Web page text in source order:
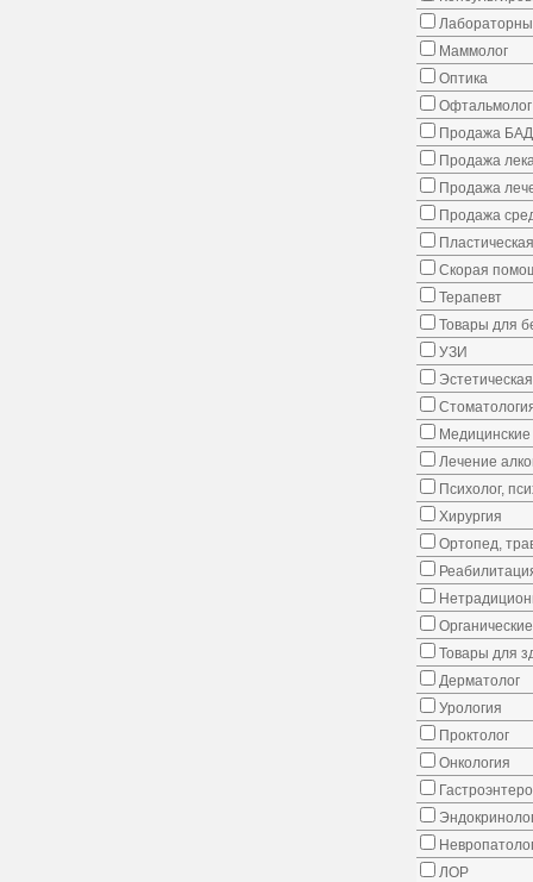
Маммолог
Оптика
Офтальмолог
Продажа
Продажа
Продажа
Продажа
Скорая
Терапевт
Товары для
УЗИ
Медицинские
Лечение
Психолог,
Хирургия
Ортопед,
Товары для
Дерматолог
Урология
Проктолог
Онкология
ЛОР